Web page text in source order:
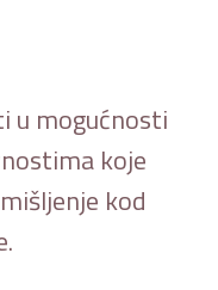
u mogućnosti
koje
kod